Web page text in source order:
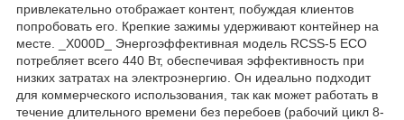
привлекательно отображает контент, побуждая клиентов
попробовать его. Крепкие зажимы удерживают контейнер на
месте. _X000D_ Энергоэффективная модель RCSS-5 ECO
потребляет всего 440 Вт, обеспечивая эффективность при
низких затратах на электроэнергию. Он идеально подходит
для коммерческого использования, так как может работать в
течение длительного времени без перебоев (рабочий цикл 8-